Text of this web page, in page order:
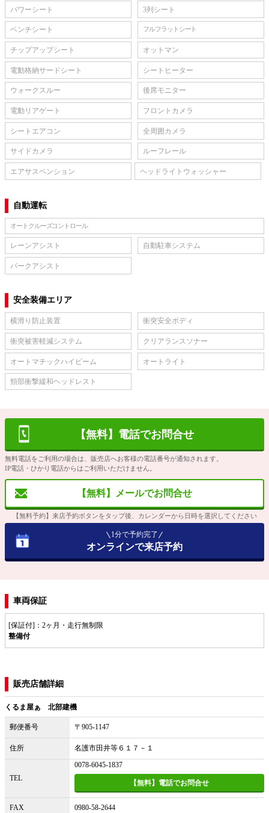
パワーシート 3列シート
ベンチシート フルフラットシート
チップアップシート オットマン
電動格納サードシート シートヒーター
ウォークスルー 後席モニター
電動リアゲート フロントカメラ
シートエアコン 全周囲カメラ
サイドカメラ ルーフレール
エアサスペンション ヘッドライトウォッシャー
自動運転
オートクルーズコントロール
レーンアシスト 自動駐車システム
パークアシスト
安全装備エリア
横滑り防止装置 衝突安全ボディ
衝突被害軽減システム クリアランスソナー
オートマチックハイビーム オートライト
頸部衝撃緩和ヘッドレスト
【無料】電話でお問合せ
無料電話をご利用の場合は、販売店へお客様の電話番号が通知されます。
IP電話・ひかり電話からはご利用いただけません。
【無料】メールでお問合せ
【無料予約】来店予約ボタンをタップ後、カレンダーから日時を選択してください
1分で予約完了
オンラインで来店予約
車両保証
[保証付]：2ヶ月・走行無制限
整備付
販売店舗詳細
くるま屋ぁ 北部建機
郵便番号 〒905-1147
住所 名護市田井等６１７－１
TEL
0078-6045-1837
【無料】電話でお問合せ
FAX 0980-58-2644